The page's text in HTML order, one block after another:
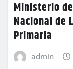
Ministerio
Nacional de
Primaria
admin